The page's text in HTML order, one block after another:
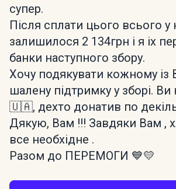
супер.
Після сплати цього всього у
залишилося 2 134грн і я іх
банки наступного збору.
Хочу подякувати кожному із
шалену підтримку у зборі. Ви
🇺🇦, дехто донатив по
Дякую, Вам !!! Завдяки Вам ,
все необхідне .
Разом до ПЕРЕМОГИ 💙💛